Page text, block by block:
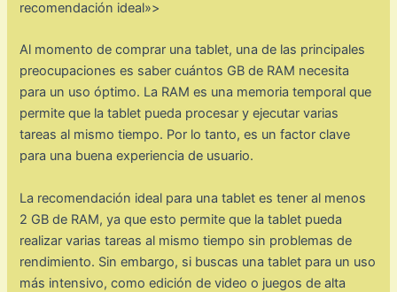
recomendación ideal»>
Al momento de comprar una tablet, una de las principales
preocupaciones es saber cuántos GB de RAM necesita
para un uso óptimo. La RAM es una memoria temporal que
permite que la tablet pueda procesar y ejecutar varias
tareas al mismo tiempo. Por lo tanto, es un factor clave
para una buena experiencia de usuario.
La recomendación ideal para una tablet es tener al menos
2 GB de RAM, ya que esto permite que la tablet pueda
realizar varias tareas al mismo tiempo sin problemas de
rendimiento. Sin embargo, si buscas una tablet para un uso
más intensivo, como edición de video o juegos de alta